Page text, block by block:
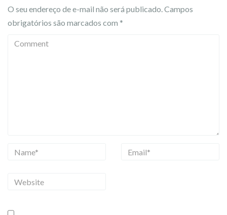
O seu endereço de e-mail não será publicado.Campos
obrigatórios são marcados com *
W